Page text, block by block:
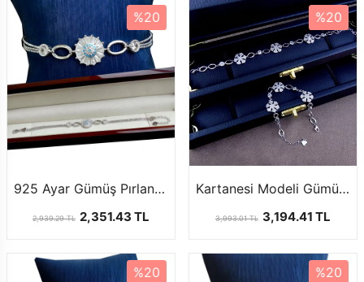
%20
925 Ayar Gümüş Pırlanta Taşlı Model Bayan Bileklik
2,939.29 TL 2,351.43 TL
%20
Kartanesi Modeli Gümüş Bileklik
3,993.01 TL 3,194.41 TL
%20 %20